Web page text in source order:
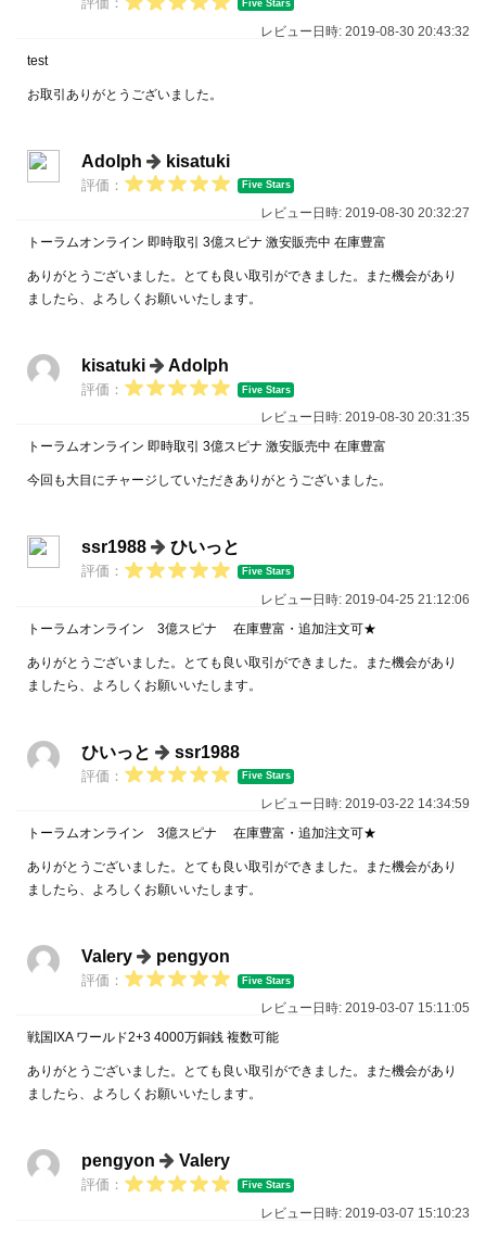
Five Stars
レビュー日時: 2019-08-30 20:43:32
test
お取引ありがとうございました。
Adolph kisatuki
評価： Five Stars
レビュー日時: 2019-08-30 20:32:27
トーラムオンライン 即時取引 3億スピナ 激安販売中 在庫豊富
ありがとうございました。とても良い取引ができました。また機会があり
ましたら、よろしくお願いいたします。
kisatuki Adolph
評価： Five Stars
レビュー日時: 2019-08-30 20:31:35
トーラムオンライン 即時取引 3億スピナ 激安販売中 在庫豊富
今回も大目にチャージしていただきありがとうございました。
ssr1988 ひいっと
評価： Five Stars
レビュー日時: 2019-04-25 21:12:06
トーラムオンライン 3億スピナ 在庫豊富・追加注文可★
ありがとうございました。とても良い取引ができました。また機会があり
ましたら、よろしくお願いいたします。
ひいっと ssr1988
評価： Five Stars
レビュー日時: 2019-03-22 14:34:59
トーラムオンライン 3億スピナ 在庫豊富・追加注文可★
ありがとうございました。とても良い取引ができました。また機会があり
ましたら、よろしくお願いいたします。
Valery pengyon
評価： Five Stars
レビュー日時: 2019-03-07 15:11:05
戦国IXA ワールド2+3 4000万銅銭 複数可能
ありがとうございました。とても良い取引ができました。また機会があり
ましたら、よろしくお願いいたします。
pengyon Valery
評価： Five Stars
レビュー日時: 2019-03-07 15:10:23